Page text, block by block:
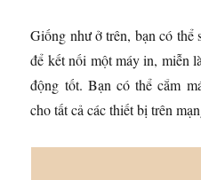
Giống như ở trên, bạn có thể
để kết nối một máy in, miễn
động tốt. Bạn có thể cắm
cho tất cả các thiết bị trên